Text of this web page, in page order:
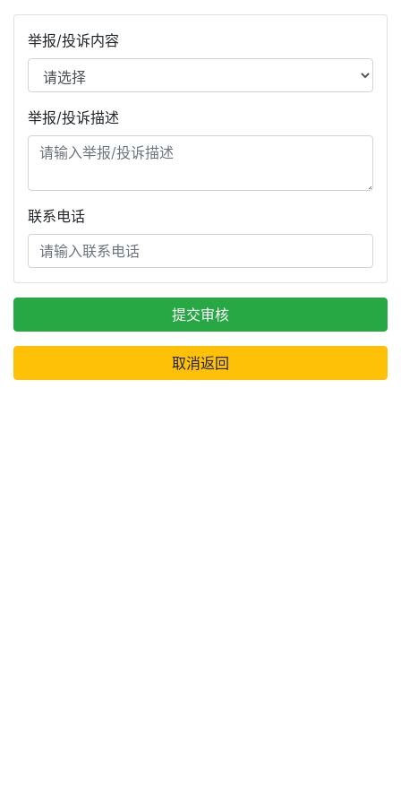
举报/投诉内容
举报/投诉描述
联系电话
提交审核
取消返回